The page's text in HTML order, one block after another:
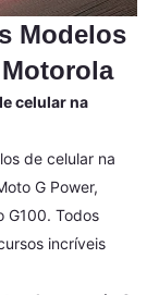
Modelos
celular na
de celular na
G Power,
G100. Todos
incríveis